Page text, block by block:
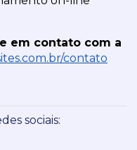
em contato com a
contato
sociais: